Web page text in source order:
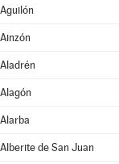
Aguilón
Ainzón
Aladrén
Alagón
Alarba
Alberite de San Juan